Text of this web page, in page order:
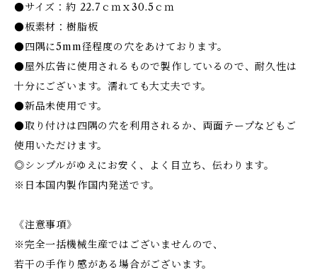
●サイズ：約 22.7ｃｍｘ30.5ｃｍ
●板素材：樹脂板
●四隅に5mm径程度の穴をあけております。
●屋外広告に使用されるもので製作しているので、耐久性は
十分にございます。濡れても大丈夫です。
●新品未使用です。
●取り付けは四隅の穴を利用されるか、両面テープなどもご
使用いただけます。
◎シンプルがゆえにお安く、よく目立ち、伝わります。
※日本国内製作国内発送です。
《注意事項》
※完全一括機械生産ではございませんので、
若干の手作り感がある場合がございます。